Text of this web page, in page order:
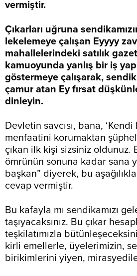
vermiştir.
Çıkarları uğruna
lekelemeye çalışan Eyyyy
mahallelerindeki satılık
kamuoyunda yanlış bir iş
göstermeye çalışarak,
çamur atan Ey fırsat
dinleyin.
Devletin savcısı, bana,
menfaatini korumaktan
çıkan ilk kişi sizsiniz oldunuz.
ömrünün sonuna kadar sana
başkan” diyerek, bu
cevap vermiştir.
Bu kafayla mı sendikamızı
taşıyacaksınız. Bu çıkar
teşkilatımızla
kirli emellerle, üyelerimizin,
birikimlerini yiyen,